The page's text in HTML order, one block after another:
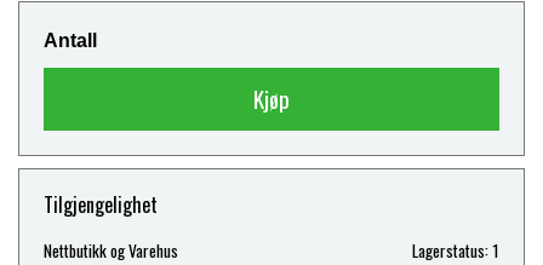
Antall
Kjøp
Tilgjengelighet
Nettbutikk og Varehus Lagerstatus: 1